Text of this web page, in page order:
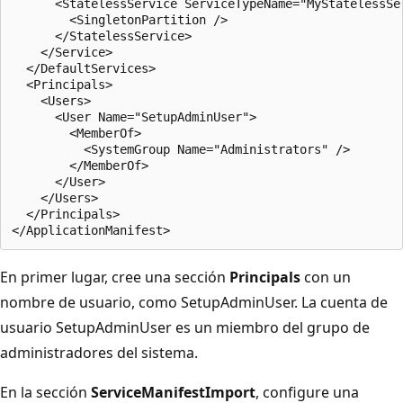
<StatelessService
        <SingletonPartition />
      </StatelessService>
    </Service>
  </DefaultServices>
  <Principals>
    <Users>
      <User Name="SetupAdminUser">
        <MemberOf>
          <SystemGroup Name="Administrators" />
        </MemberOf>
      </User>
    </Users>
  </Principals>
En primer lugar, cree una sección Principalscon un
nombre de usuario, como SetupAdminUser. La cuenta de
usuario SetupAdminUser es un miembro del grupo de
administradores del sistema.
En la sección ServiceManifestImport, configure una